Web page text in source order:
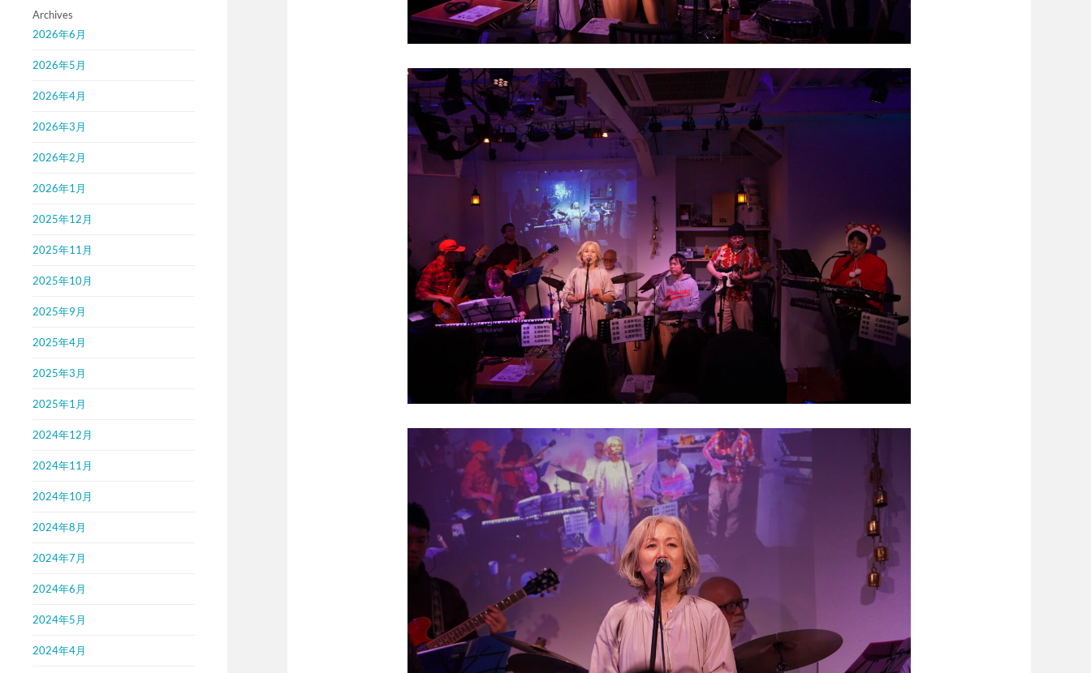
Archives
2026年6月
2026年5月
2026年4月
2026年3月
2026年2月
2026年1月
2025年12月
2025年11月
2025年10月
2025年9月
2025年4月
2025年3月
2025年1月
2024年12月
2024年11月
2024年10月
2024年8月
2024年7月
2024年6月
2024年5月
2024年4月